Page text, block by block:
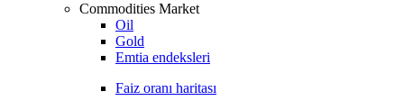
Commodities Market
Oil
Gold
Emtia endeksleri
Faiz oranı haritası